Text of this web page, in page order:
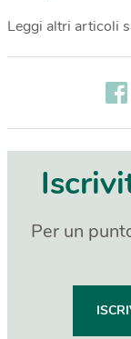
Leggi altri articoli
Per un